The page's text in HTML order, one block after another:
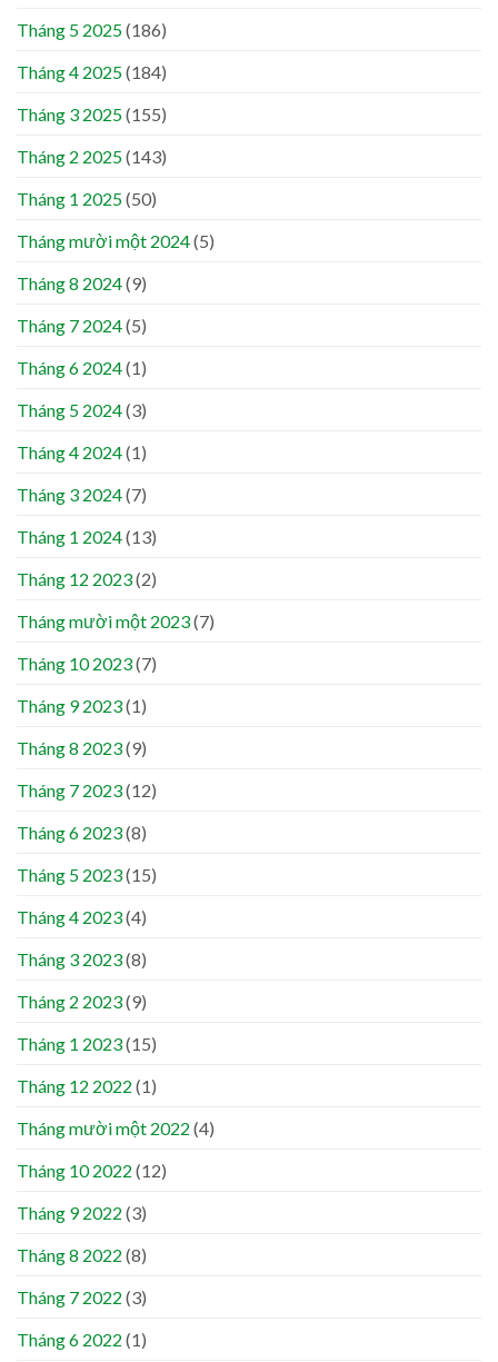
Tháng 5 2025(186)
Tháng 4 2025(184)
Tháng 3 2025(155)
Tháng 2 2025(143)
Tháng 1 2025(50)
Tháng mười một 2024(5)
Tháng 8 2024(9)
Tháng 7 2024(5)
Tháng 6 2024(1)
Tháng 5 2024(3)
Tháng 4 2024(1)
Tháng 3 2024(7)
Tháng 1 2024(13)
Tháng 12 2023(2)
Tháng mười một 2023(7)
Tháng 10 2023(7)
Tháng 9 2023(1)
Tháng 8 2023(9)
Tháng 7 2023(12)
Tháng 6 2023(8)
Tháng 5 2023(15)
Tháng 4 2023(4)
Tháng 3 2023(8)
Tháng 2 2023(9)
Tháng 1 2023(15)
Tháng 12 2022 (1)
Tháng mười một 2022 (4)
Tháng 10 2022 (12)
Tháng 9 2022 (3)
Tháng 8 2022 (8)
Tháng 7 2022 (3)
Tháng 6 2022 (1)